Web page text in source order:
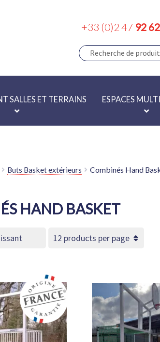
+33 (0)2 47 92
Recherche
pour :
RECHERCHE
SALLES ET TERRAINS ESPACES
Buts Basket extérieurs Combinés Hand
HAND BASKET